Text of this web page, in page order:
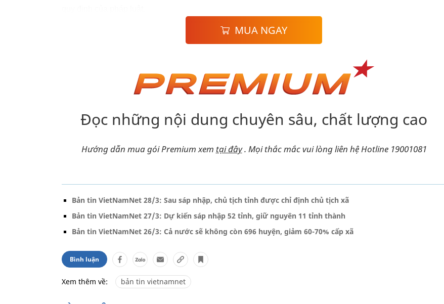
MUA NGAY
Đọc những nội dung chuyên sâu, chất lượng cao
Hướng dẫn mua gói Premium xem tại đây. Mọi thắc mắc vui lòng liên hệ Hotline 19001081
Bản tin VietNamNet 28/3: Sau sáp nhập, chủ tịch tỉnh được chỉ định chủ tịch xã
Bản tin VietNamNet 27/3: Dự kiến sáp nhập 52 tỉnh, giữ nguyên 11 tỉnh thành
Bản tin VietNamNet 26/3: Cả nước sẽ không còn 696 huyện, giảm 60-70% cấp xã
Bình luận
Xem thêm về: bản tin vietnamnet